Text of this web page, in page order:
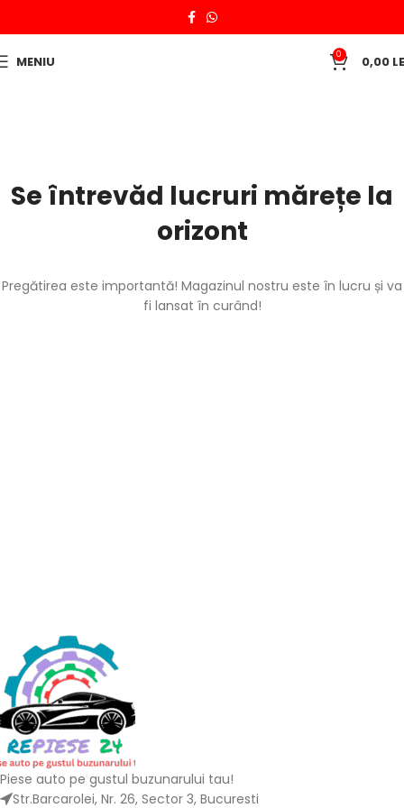
MENIU 0 0,00
Se întrevăd lucruri mărețe la
orizont
Pregătirea este importantă! Magazinul nostru este în lucru și va
fi lansat în curând!
Piese auto pe gustul buzunarului tau!
Str.Barcarolei, Nr. 26, Sector 3, Bucuresti